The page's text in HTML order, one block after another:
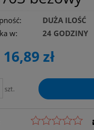
DUŻA ILOŚĆ
w:
24 GODZINY
16,89 zł
szt.